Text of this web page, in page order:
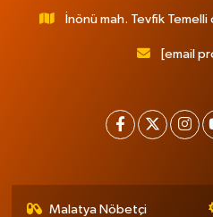
İnönü mah. Tevfik
[email
Malatya Nöbetçi